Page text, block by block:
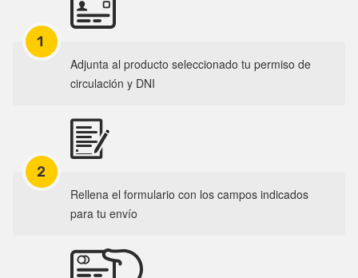
1
Adjunta al producto seleccionado tu permiso de
circulación y DNI
2
Rellena el formulario con los campos indicados
para tu envío